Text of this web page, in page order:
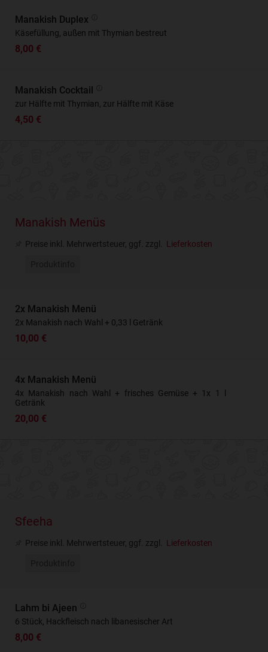
Manakish Duplex
Käsefüllung, außen mit Thymian bestreut
8,00 €
Manakish Cocktail
zur Hälfte mit Thymian, zur Hälfte mit Käse
4,50 €
Manakish Menüs
Preise inkl. Mehrwertsteuer, ggf. zzgl. Lieferkosten
2x Manakish Menü
2x Manakish nach Wahl + 0,33 l Getränk
10,00 €
4x Manakish Menü
4x Manakish nach Wahl + frisches Gemüse + 1x 1 l
Getränk
20,00 €
Sfeeha
Preise inkl. Mehrwertsteuer, ggf. zzgl. Lieferkosten
Lahm bi Ajeen
6 Stück, Hackfleisch nach libanesischer Art
8,00 €